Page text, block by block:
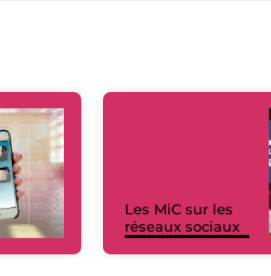
Les MiC sur les
réseaux sociaux